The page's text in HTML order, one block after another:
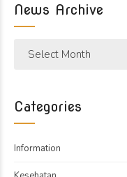
News Archive
Select Month
Categories
Information